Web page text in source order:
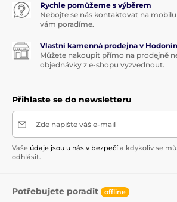
Rychle pomůžeme s výběrem
Nebojte se nás kontaktovat na
vám poradíme.
Vlastní kamenná prodejna v
Můžete nakoupit přímo na prodejně
objednávky z e-shopu vyzvednout.
Přihlaste se do newsletteru
Zde napište váš e-mail
Vaše údaje jsou u nás v bezpečí a kdykoliv se
odhlásit.
Potřebujete poradit offline